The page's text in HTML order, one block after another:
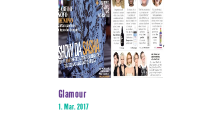
Glamour
1. Mar. 2017